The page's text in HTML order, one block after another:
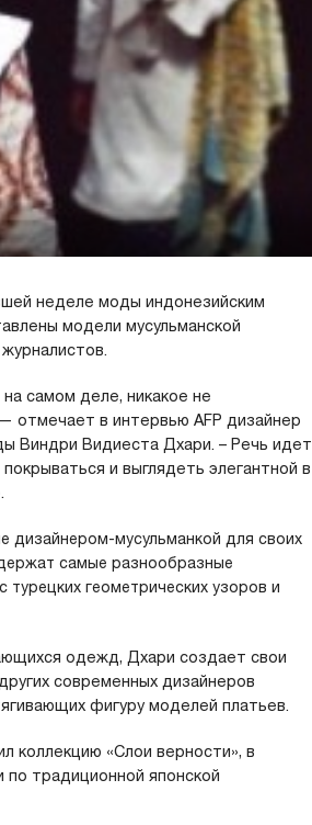
неделе моды индонезийским
модели мусульманской
самом деле, никакое не
отмечает в интервью AFP дизайнер
Виндри Видиеста Дхари. – Речь идет
и выглядеть элегантной в
дизайнером-мусульманкой для своих
самые разнообразные
турецких геометрических узоров и
одежд, Дхари создает свои
современных дизайнеров
фигуру моделей платьев.
коллекцию «Слои верности», в
по традиционной японской